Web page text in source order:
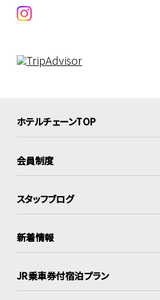
ホテルチェーンTOP
会員制度
スタッフブログ
新着情報
JR乗車券付宿泊プラン